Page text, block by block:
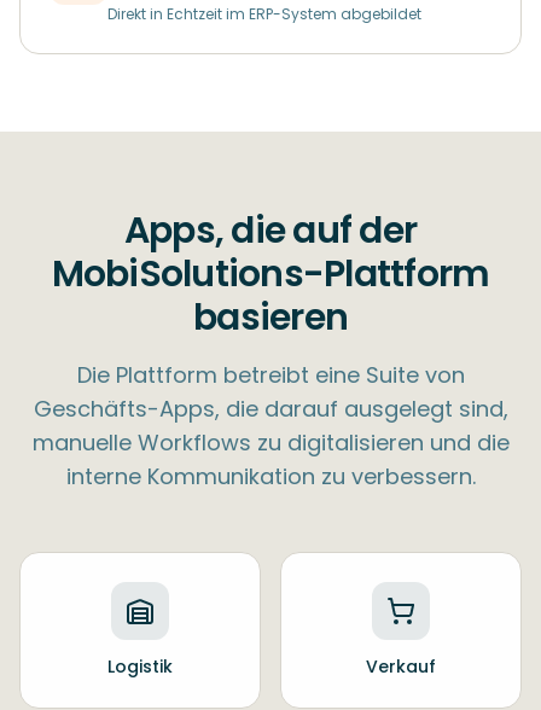
Direkt in Echtzeit im ERP-System abgebildet
Apps, die auf der
MobiSolutions-Plattform
basieren
Die Plattform betreibt eine Suite von
Geschäfts-Apps, die darauf ausgelegt sind,
manuelle Workflows zu digitalisieren und die
interne Kommunikation zu verbessern.
Logistik Verkauf